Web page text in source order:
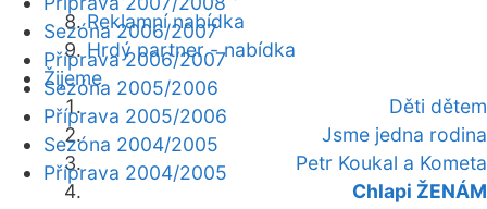
Reklamní nabídka
Hrdý partner - nabídka
Žijeme
Děti dětem
Jsme jedna rodina
Petr Koukal a Kometa
Chlapi ŽENÁM
Sezóna 2006/2007
Příprava 2006/2007
Sezóna 2005/2006
Příprava 2005/2006
Sezóna 2004/2005
Příprava 2004/2005